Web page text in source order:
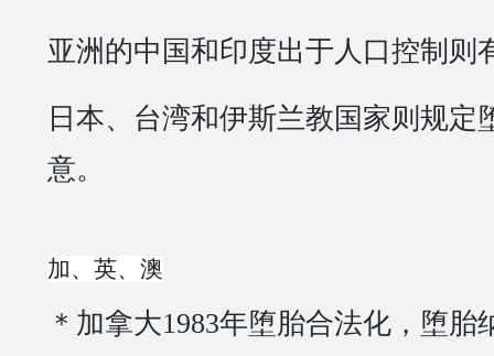
亚洲的中国和印度出于人口控制则
日本、台湾和伊斯兰教国家则规定
意。
加、英、澳
＊加拿大1983年堕胎合法化，堕胎